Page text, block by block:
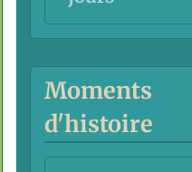
Moments
d'histoire